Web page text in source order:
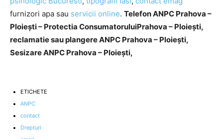
furnizori apa sau servicii online. Telefon ANPC Prahova –
Ploiești – Protectia ConsumatoruluiPrahova – Ploiești,
reclamatie sau plangere ANPC Prahova – Ploiești,
Sesizare ANPC Prahova – Ploiești,
ETICHETE
ANPC
contact
Drepturi